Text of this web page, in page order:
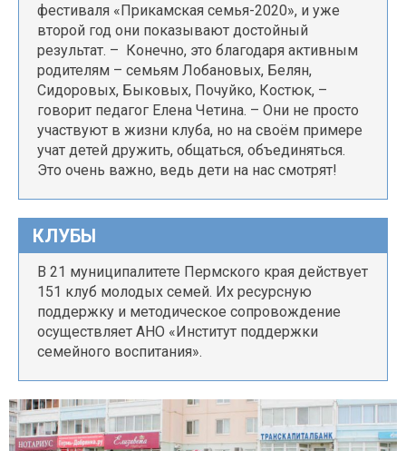
фестиваля «Прикамская семья-2020», и уже
второй год они показывают достойный
результат. – Конечно, это благодаря активным
родителям – семьям Лобановых, Белян,
Сидоровых, Быковых, Почуйко, Костюк, –
говорит педагог Елена Четина. – Они не просто
участвуют в жизни клуба, но на своём примере
учат детей дружить, общаться, объединяться.
Это очень важно, ведь дети на нас смотрят!
КЛУБЫ
В 21 муниципалитете Пермского края действует
151 клуб молодых семей. Их ресурсную
поддержку и методическое сопровождение
осуществляет АНО «Институт поддержки
семейного воспитания».